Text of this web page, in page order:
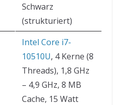
Schwarz
(strukturiert)
Intel Core i7-
10510U, 4 Kerne (8
Threads), 1,8 GHz
– 4,9 GHz, 8 MB
Cache, 15 Watt